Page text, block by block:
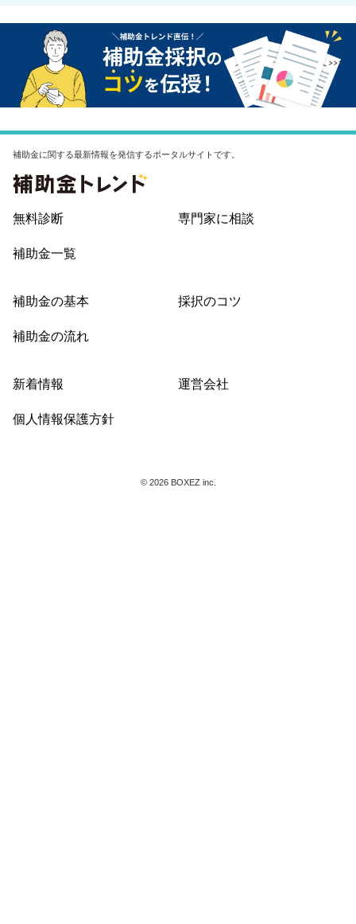
補助金に関する最新情報を発信するポータルサイトです。
無料診断 専門家に相談
補助金一覧
補助金の基本 採択のコツ
補助金の流れ
新着情報 運営会社
個人情報保護方針
© 2026 BOXEZ inc.